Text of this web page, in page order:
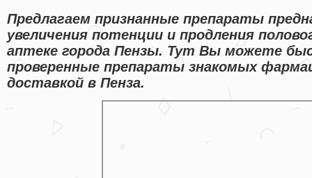
Предлагаем признанные препараты
увеличения потенции и продления
аптеке города Пензы. Тут Вы можете
проверенные препараты знакомых
доставкой в Пенза.